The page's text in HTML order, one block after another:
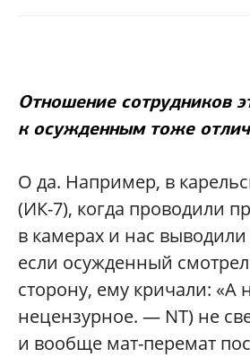
Отношение сотрудников
к осужденным тоже
О да. Например, в
(ИК-7), когда проводили
в камерах и нас
если осужденный
сторону, ему кричали: «А
нецензурное. — NT) не
и вообще мат-перемат